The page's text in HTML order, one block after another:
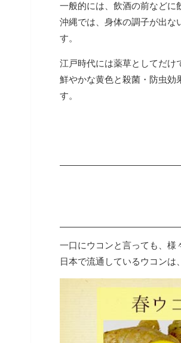
一般的には、飲酒の前などに
沖縄では、身体の調子が出な
す。
江戸時代には薬草としてだけ
鮮やかな黄色と殺菌・防虫効
す。
一口にウコンと言っても、様
日本で流通しているウコンは